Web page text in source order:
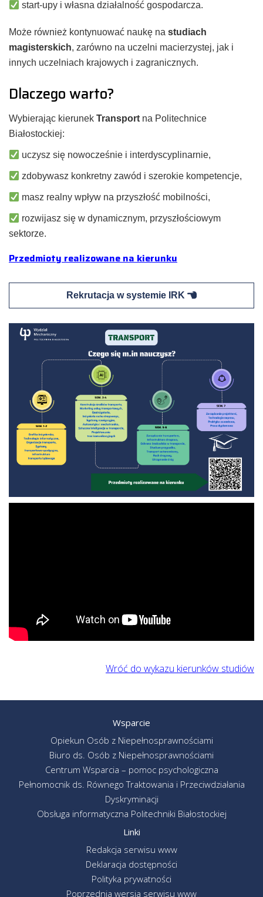
start-upy i własna działalność gospodarcza.
Może również kontynuować naukę na studiach
magisterskich, zarówno na uczelni macierzystej, jak i
innych uczelniach krajowych i zagranicznych.
Dlaczego warto?
Wybierając kierunek Transport na Politechnice
Białostockiej:
uczysz się nowocześnie i interdyscyplinarnie,
zdobywasz konkretny zawód i szerokie kompetencje,
masz realny wpływ na przyszłość mobilności,
rozwijasz się w dynamicznym, przyszłościowym
sektorze.
Przedmioty realizowane na kierunku
Rekrutacja w systemie IRK
Wróć do wykazu kierunków studiów
Wsparcie
Opiekun Osób z Niepełnosprawnościami
Biuro ds. Osób z Niepełnosprawnościami
Centrum Wsparcia – pomoc psychologiczna
Pełnomocnik ds. Równego Traktowania i Przeciwdziałania
Dyskryminacji
Obsługa informatyczna Politechniki Białostockiej
Linki
Redakcja serwisu www
Deklaracja dostępności
Polityka prywatności
Poprzednia wersja serwisu www